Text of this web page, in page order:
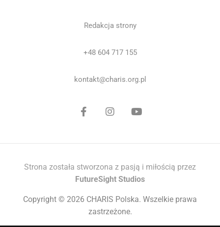
Redakcja strony
+48 604 717 155
kontakt@charis.org.pl
Strona została stworzona z pasją i miłością przez
FutureSight Studios
Copyright © 2026 CHARIS Polska. Wszelkie prawa
zastrzeżone.